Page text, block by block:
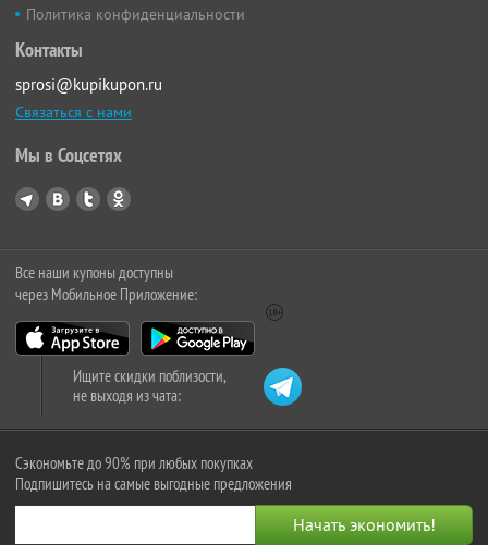
Политика конфиденциальности
Контакты
sprosi@kupikupon.ru
Связаться с нами
Мы в Соцсетях
Все наши купоны доступны
через Мобильное Приложение:
Ищите скидки поблизости,
не выходя из чата:
Сэкономьте до 90% при любых покупках
Подпишитесь на самые выгодные предложения